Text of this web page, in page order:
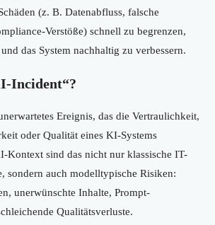
(z. B. Datenabfluss, falsche
Verstöße) schnell zu begrenzen,
das System nachhaltig zu verbessern.
Incident“?
Ereignis, das die Vertraulichkeit,
oder Qualität eines KI-Systems
Kontext sind das nicht nur klassische IT-
sondern auch modelltypische Risiken:
unerwünschte Inhalte, Prompt-
Qualitätsverluste.